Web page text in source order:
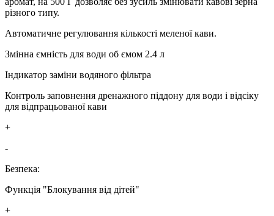
різного типу.
Автоматичне регулювання кількості меленої кави.
Змінна ємність для води об ємом 2.4 л
Індикатор заміни водяного фільтра
Контроль заповнення дренажного піддону для води і відсіку
для відпрацьованої кави
+
-
Безпека:
Функція "Блокування від дітей"
+